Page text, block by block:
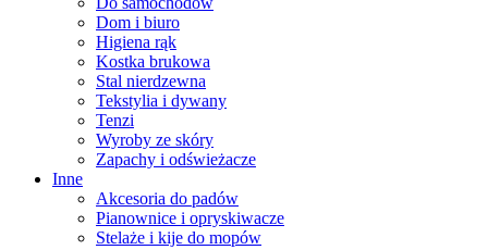
Dom i biuro
Higiena rąk
Kostka brukowa
Stal nierdzewna
Tekstylia i dywany
Tenzi
Wyroby ze skóry
Zapachy i odświeżacze
Inne
Akcesoria do padów
Pianownice i opryskiwacze
Stelaże i kije do mopów